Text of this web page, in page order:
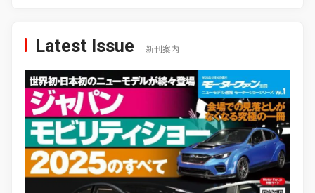
Latest Issue 新刊案内